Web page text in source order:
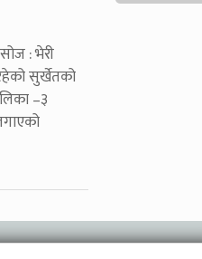
: भेरी
सुर्खेतको
–३